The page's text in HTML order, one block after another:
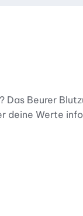
Beurer
deine Werte